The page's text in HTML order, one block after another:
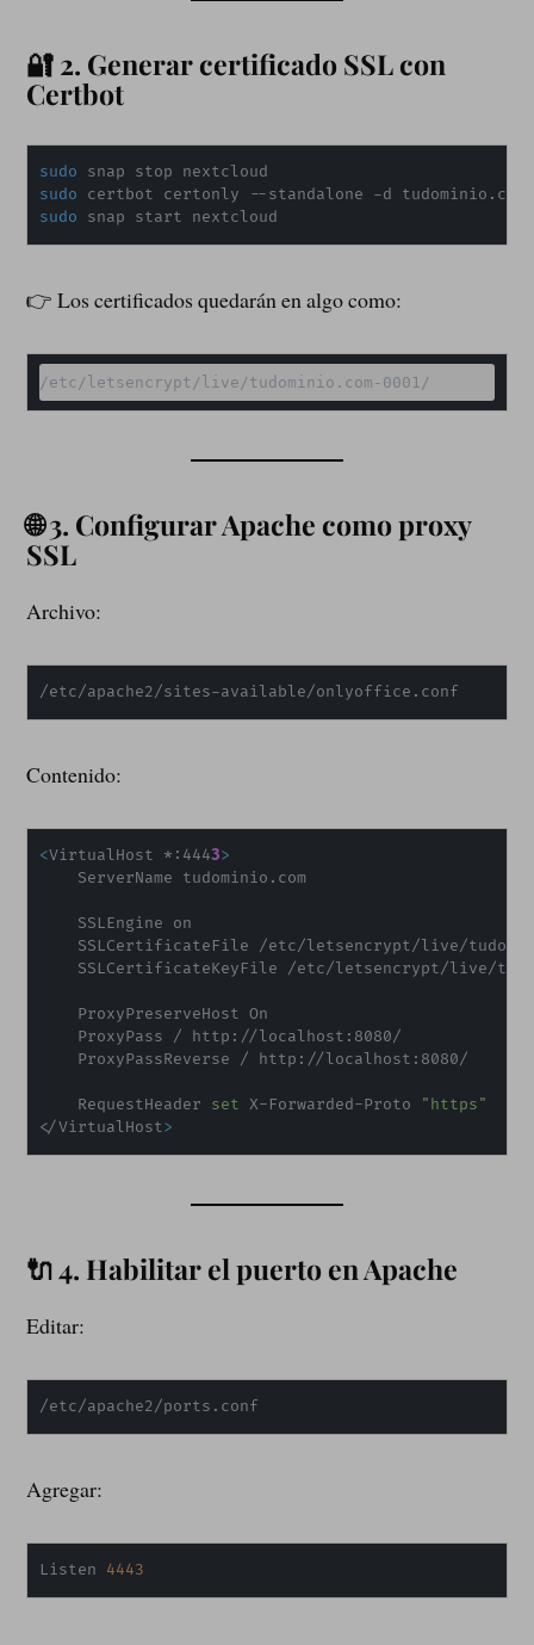
🔐 2. Generar certificado SSL con
Certbot
sudo
sudo
sudo snap start nextcloud
👉 Los certificados quedarán en algo como:
/etc/letsencrypt/live/tudominio.com-0001/
🌐 3. Configurar Apache como proxy
SSL
Archivo:
/etc/apache2/sites-available/onlyoffice.conf
Contenido:
<VirtualHost *:4443>
    ServerName tudominio.com
    SSLEngine on
SSLCertificateFile /etc/letsencrypt/live/
SSLCertificateKeyFile /etc/letsencrypt/live/
    ProxyPreserveHost On
    ProxyPass / http://localhost:8080/
    ProxyPassReverse / http://localhost:8080/
    RequestHeader
set X-Forwarded-Proto "https"
</VirtualHost>
🔌 4. Habilitar el puerto en Apache
Editar:
/etc/apache2/ports.conf
Agregar:
Listen 4443